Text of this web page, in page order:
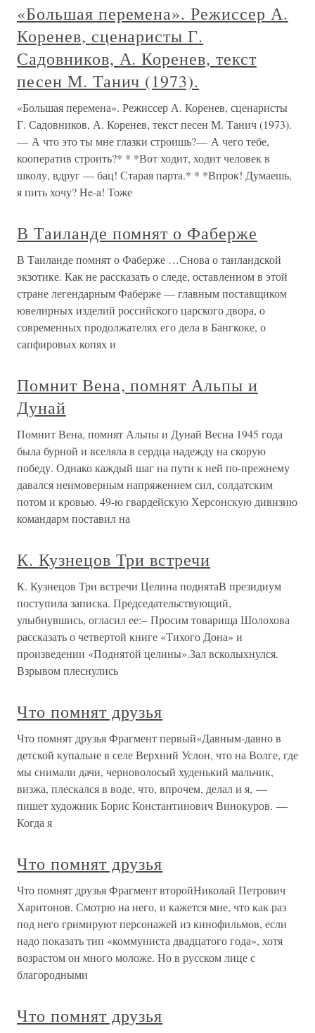
«Большая перемена». Режиссер А.
Коренев, сценаристы Г.
Садовников, А. Коренев, текст
песен М. Танич (1973).
«Большая перемена». Режиссер А. Коренев, сценаристы
Г. Садовников, А. Коренев, текст песен М. Танич (1973).
— А что это ты мне глазки строишь?— А чего тебе,
кооператив строить?* * *Вот ходит, ходит человек в
школу, вдруг — бац! Старая парта.* * *Впрок! Думаешь,
я пить хочу? He-a! Тоже
В Таиланде помнят о Фаберже
В Таиланде помнят о Фаберже …Снова о таиландской
экзотике. Как не рассказать о следе, оставленном в этой
стране легендарным Фаберже — главным поставщиком
ювелирных изделий российского царского двора, о
современных продолжателях его дела в Бангкоке, о
сапфировых копях и
Помнит Вена, помнят Альпы и
Дунай
Помнит Вена, помнят Альпы и Дунай Весна 1945 года
была бурной и вселяла в сердца надежду на скорую
победу. Однако каждый шаг на пути к ней по-прежнему
давался неимоверным напряжением сил, солдатским
потом и кровью. 49-ю гвардейскую Херсонскую дивизию
командарм поставил на
К. Кузнецов Три встречи
К. Кузнецов Три встречи Целина поднятаВ президиум
поступила записка. Председательствующий,
улыбнувшись, огласил ее:– Просим товарища Шолохова
рассказать о четвертой книге «Тихого Дона» и
произведении «Поднятой целины».Зал всколыхнулся.
Взрывом плеснулись
Что помнят друзья
Что помнят друзья Фрагмент первый«Давным-давно в
детской купальне в селе Верхний Услон, что на Волге, где
мы снимали дачи, черноволосый худенький мальчик,
визжа, плескался в воде, что, впрочем, делал и я, —
пишет художник Борис Константинович Винокуров. —
Когда я
Что помнят друзья
Что помнят друзья Фрагмент второйНиколай Петрович
Харитонов. Смотрю на него, и кажется мне, что как раз
под него гримируют персонажей из кинофильмов, если
надо показать тип «коммуниста двадцатого года», хотя
возрастом он много моложе. Но в русском лице с
благородными
Что помнят друзья